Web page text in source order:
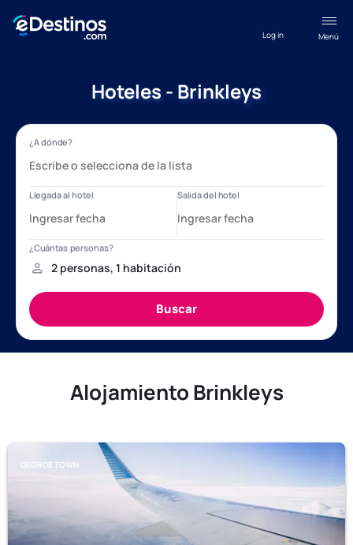
Menú
Log in
Hoteles - Brinkleys
Alojamiento Brinkleys
GEORGE TOWN